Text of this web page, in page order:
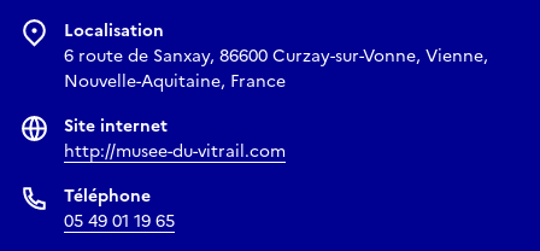
Localisation
6 route de Sanxay, 86600 Curzay-sur-Vonne, Vienne,
Nouvelle-Aquitaine, France
Site internet
http://musee-du-vitrail.com
Téléphone
05 49 01 19 65